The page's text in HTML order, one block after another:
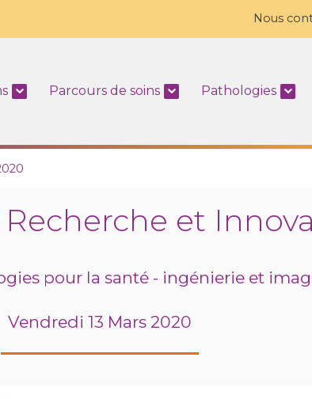
Nous
Parcours de soins Pathologies
et
pour la santé - ingénierie et
Vendredi 13 Mars 2020